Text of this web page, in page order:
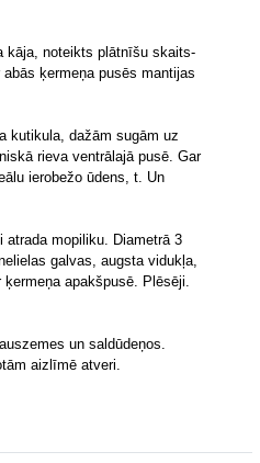
kāja, noteikts plātnīšu skaits-
ķermeņa pusēs mantijas
kutikula, dažām sugām uz
rieva ventrālajā pusē. Gar
ierobežo ūdens, t. Un
mopiliku. Diametrā 3
galvas, augsta vidukļa,
apakšpusē. Plēsēji.
un saldūdeņos.
aizlīmē atveri.